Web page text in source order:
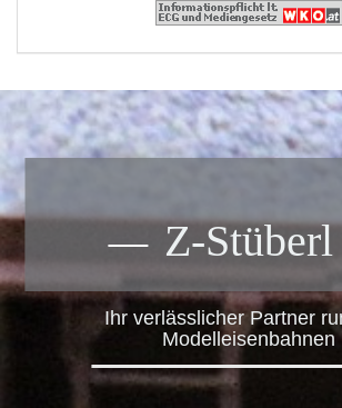
Z-Stüberl
Ihr verlässlicher Partner
Modelleisenbahnen